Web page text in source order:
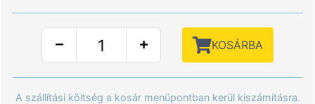
KOSÁRBA
A szállítási költség a kosár menüpontban kerül kiszámításra.